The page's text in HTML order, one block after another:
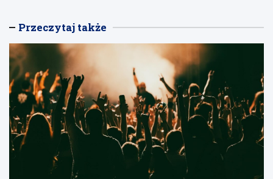
Przeczytaj także